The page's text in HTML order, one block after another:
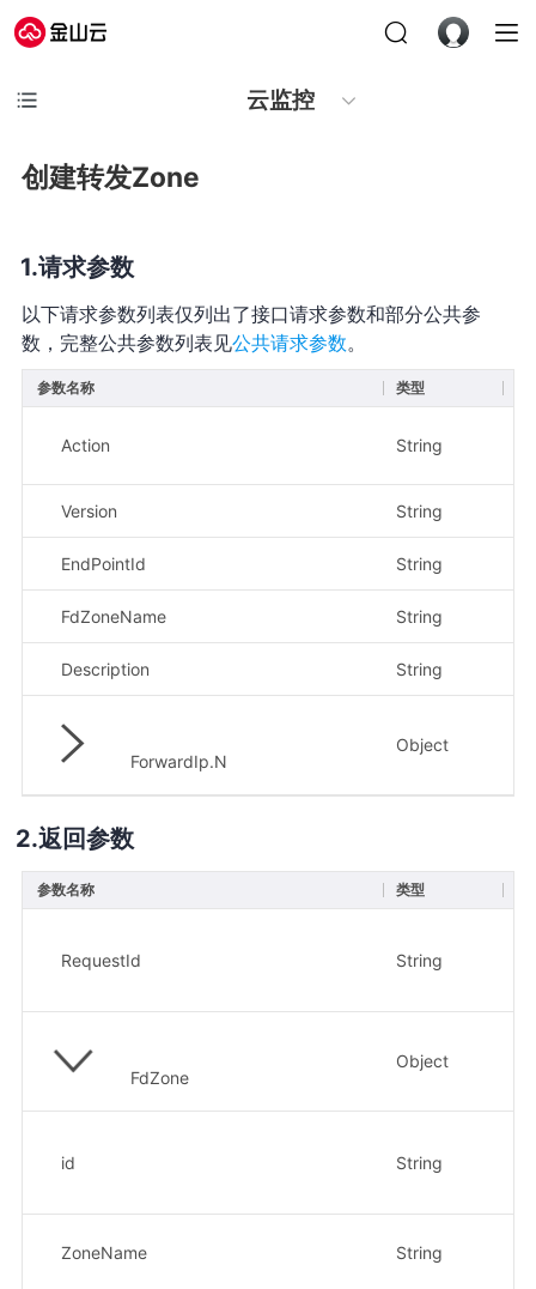
云监控
创建转发Zone
请求参数
以下请求参数列表仅列出了接口请求参数和部分公共参
数，完整公共参数列表见公共请求参数。
参数名称 类型
Action String
Version String
EndPointId String
FdZoneName String
Description String
ForwardIp.N
Object
返回参数
参数名称 类型
RequestId String
FdZone
Object
id String
ZoneName String